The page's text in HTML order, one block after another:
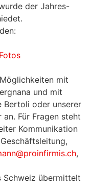
der Jahres-
mit
und mit
Bertoli oder unserer
Für Fragen steht
Kommunikation
,
Schweiz übermittelt